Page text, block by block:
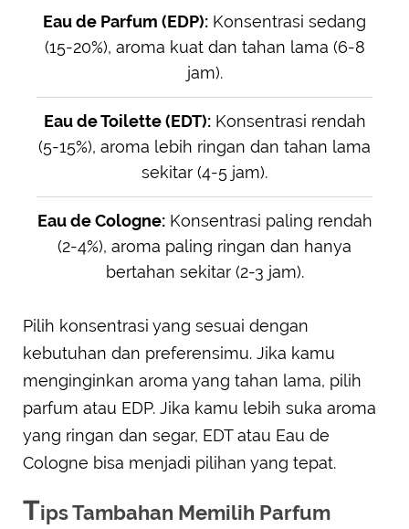
Eau de Parfum (EDP): Konsentrasi sedang
(15-20%), aroma kuat dan tahan lama (6-8
jam).
Eau de Toilette (EDT):Konsentrasi rendah
(5-15%), aroma lebih ringan dan tahan lama
sekitar (4-5 jam).
Eau de Cologne:Konsentrasi paling rendah
(2-4%), aroma paling ringan dan hanya
bertahan sekitar (2-3 jam).
Pilih konsentrasi yang sesuai dengan
kebutuhan dan preferensimu. Jika kamu
menginginkan aroma yang tahan lama, pilih
parfum atau EDP. Jika kamu lebih suka aroma
yang ringan dan segar, EDT atau Eau de
Cologne bisa menjadi pilihan yang tepat.
Tips Tambahan Memilih Parfum